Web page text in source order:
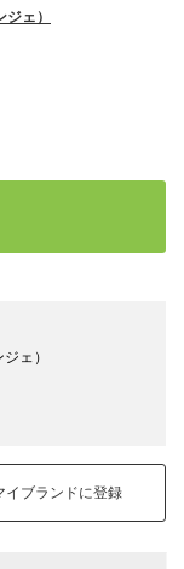
ジェ）
ェ）
イブランドに登録